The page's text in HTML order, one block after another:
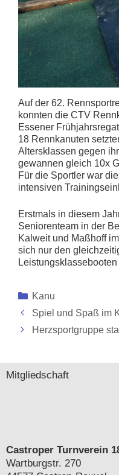
Auf der 62.
konnten die CTV
Essener
18 Rennkanuten
Altersklassen gegen
gewannen gleich 10x
Für die Sportler war
intensiven
Erstmals in diesem
Seniorenteam in der
Kalweit und Maßhoff
sich nur den
Kategorien
Kanu
Spiel und Spaß im
Herzsportgruppe
Mitgliedschaft
Castroper Turnverein
Wartburgstr. 270